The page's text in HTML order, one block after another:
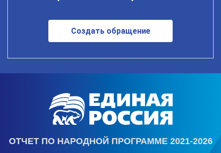
Создать обращение
ОТЧЕТ ПО НАРОДНОЙ ПРОГРАММЕ 2021-2026